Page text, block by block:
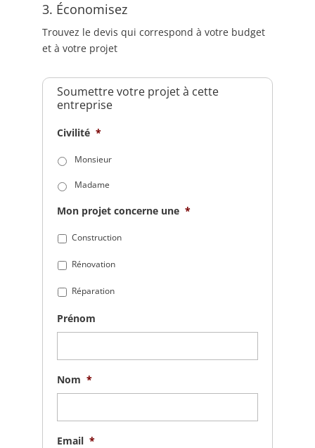
3. Économisez
Trouvez le devis qui correspond à votre budget
et à votre projet
Soumettre votre projet à cette
entreprise
Civilité *
Monsieur
Madame
Mon projet concerne une *
Construction
Rénovation
Réparation
Prénom
Nom *
Email *